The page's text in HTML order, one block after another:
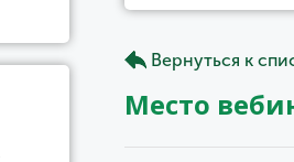
Вернуться к
Место